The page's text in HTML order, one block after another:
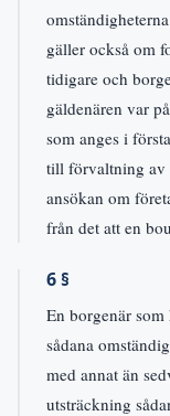
gäller också om
tidigare och
gäldenären var
som anges i
till förvaltning av
ansökan om
från det att en
6 §
En borgenär
sådana
med annat än
utsträckning